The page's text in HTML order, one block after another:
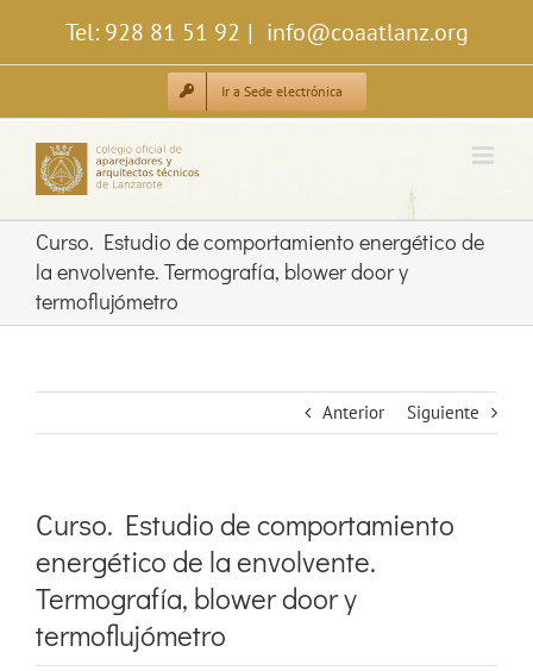
contenido
Tel: 928 81 51 92 | info@coaatlanz.org
Ir a Sede electrónica
Curso. Estudio de comportamiento energético de
la envolvente. Termografía, blower door y
termoflujómetro
Anterior Siguiente
Curso. Estudio de comportamiento
energético de la envolvente.
Termografía, blower door y
termoflujómetro